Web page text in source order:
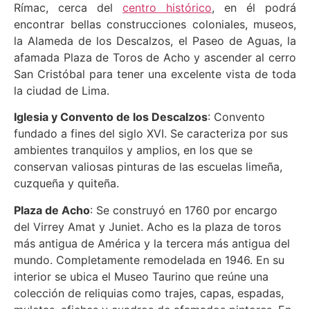
Rímac, cerca del centro histórico, en él podrá
encontrar bellas construcciones coloniales, museos,
la Alameda de los Descalzos, el Paseo de Aguas, la
afamada Plaza de Toros de Acho y ascender al cerro
San Cristóbal para tener una excelente vista de toda
la ciudad de Lima.
Iglesia y Convento de los Descalzos: Convento
fundado a fines del siglo XVI. Se caracteriza por sus
ambientes tranquilos y amplios, en los que se
conservan valiosas pinturas de las escuelas limeña,
cuzqueña y quiteña.
Plaza de Acho: Se construyó en 1760 por encargo
del Virrey Amat y Juniet. Acho es la plaza de toros
más antigua de América y la tercera más antigua del
mundo. Completamente remodelada en 1946. En su
interior se ubica el Museo Taurino que reúne una
colección de reliquias como trajes, capas, espadas,